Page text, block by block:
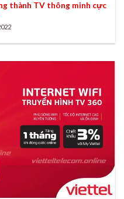
thành TV thông minh cực